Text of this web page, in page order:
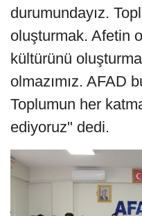
durumundayız.
oluşturmak. Afetin
kültürünü
olmazımız. AFAD
Toplumun her
ediyoruz" dedi.